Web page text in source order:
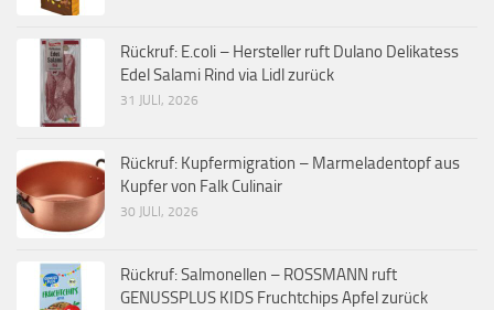
Rückruf: E.coli – Hersteller ruft Dulano Delikatess
Edel Salami Rind via Lidl zurück
31 JULI, 2026
Rückruf: Kupfermigration – Marmeladentopf aus
Kupfer von Falk Culinair
30 JULI, 2026
Rückruf: Salmonellen – ROSSMANN ruft
GENUSSPLUS KIDS Fruchtchips Apfel zurück